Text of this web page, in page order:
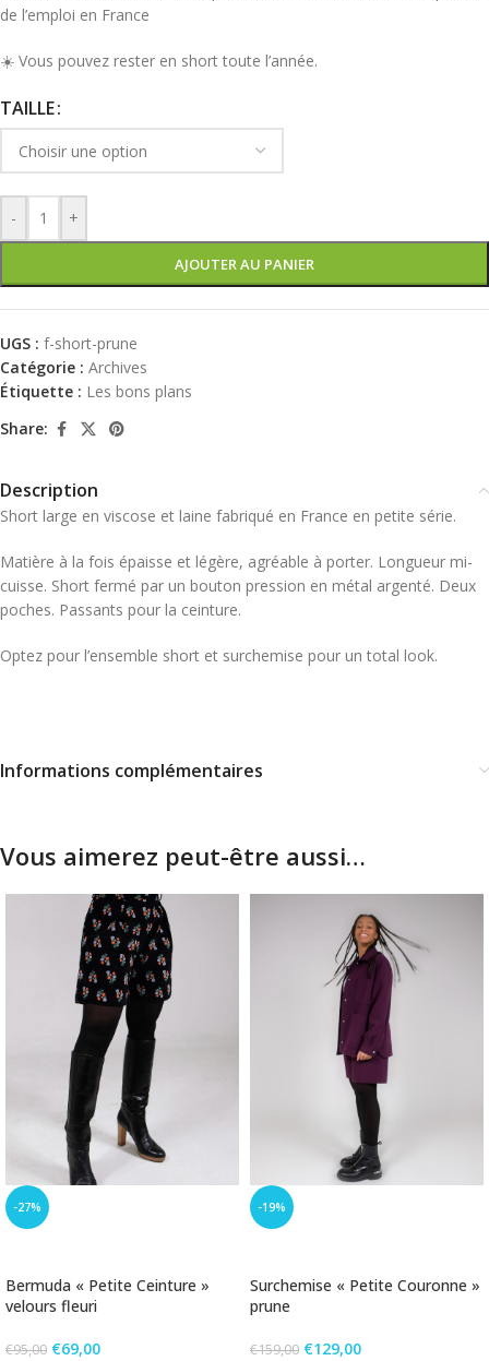
de l’emploi en France
☀️ Vous pouvez rester en short toute l’année.
TAILLE
- +
AJOUTER AU PANIER
UGS : f-short-prune
Catégorie : Archives
Étiquette : Les bons plans
Share:
Description
Short large en viscose et laine fabriqué en France en petite série.
Matière à la fois épaisse et légère, agréable à porter. Longueur mi-
cuisse. Short fermé par un bouton pression en métal argenté. Deux
poches. Passants pour la ceinture.
Optez pour l’ensemble short et surchemise pour un total look.
Informations complémentaires
Vous aimerez peut-être aussi…
-27%
Bermuda « Petite Ceinture »
velours fleuri
€95,00 €69,00
-19%
Surchemise « Petite Couronne »
prune
€159,00 €129,00